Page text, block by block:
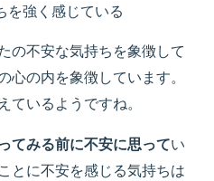
を強く感じている
の不安な気持ちを象徴して
心の内を象徴しています。
ているようですね。
てみる前に不安に思ってい
とに不安を感じる気持ちは